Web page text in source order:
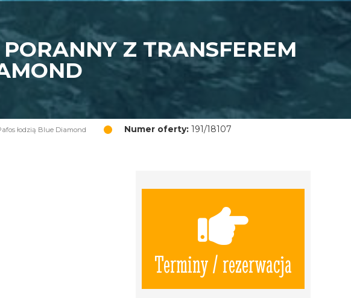
Z TRANSFEREM
łodzią Blue Diamond Numer oferty:191/18107
Terminy / rezerwacja